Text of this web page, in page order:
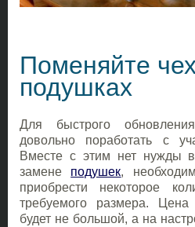
Поменяйте
подушках
Для быстрого
довольно поработать с
Вместе с этим нет нужды
замене подушек,
приобрести некоторое
требуемого размера. Цена
будет не большой, а на